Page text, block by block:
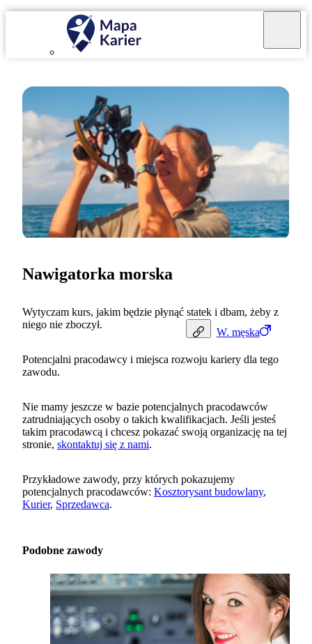
W. męska
Nawigatorka morska
Wytyczam kurs, jakim będzie płynąć statek i dbam, żeby z
niego nie zboczył.
Potencjalni pracodawcy i miejsca rozwoju kariery dla tego
zawodu.
Nie mamy jeszcze w bazie potencjalnych pracodawców
zatrudniających osoby o takich kwalifikacjach. Jeśli jesteś
takim pracodawcą i chcesz pokazać swoją organizację na tej
stronie, skontaktuj się z nami.
Przykładowe zawody, przy których pokazujemy
potencjalnych pracodawców: Kosztorysant budowlany,
Kurier, Sprzedawca.
Podobne zawody